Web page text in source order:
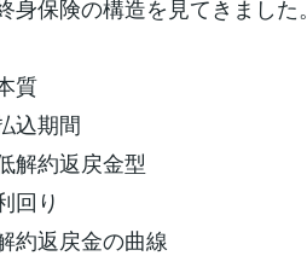
身保険の構造を見てきました。
質
込期間
解約返戻金型
回り
約返戻金の曲線